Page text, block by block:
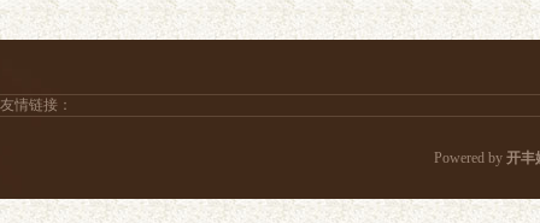
友情链接：
Powered by 开丰